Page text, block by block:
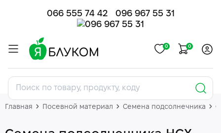
066 555 74 42 096 967 55 31
0 0
Главная Посевной материал Семена подсолнечника